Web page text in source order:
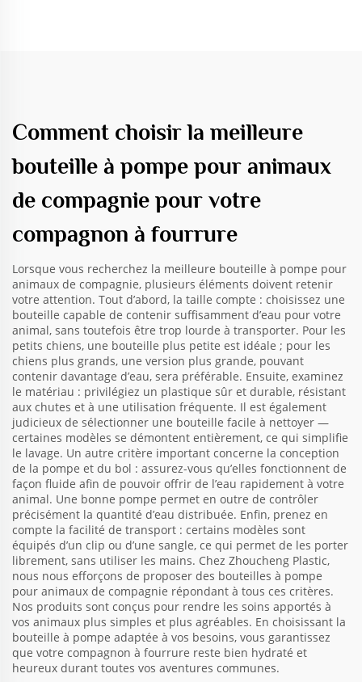
Comment choisir la meilleure
bouteille à pompe pour animaux
de compagnie pour votre
compagnon à fourrure
Lorsque vous recherchez la meilleure bouteille à pompe pour
animaux de compagnie, plusieurs éléments doivent retenir
votre attention. Tout d’abord, la taille compte : choisissez une
bouteille capable de contenir suffisamment d’eau pour votre
animal, sans toutefois être trop lourde à transporter. Pour les
petits chiens, une bouteille plus petite est idéale ; pour les
chiens plus grands, une version plus grande, pouvant
contenir davantage d’eau, sera préférable. Ensuite, examinez
le matériau : privilégiez un plastique sûr et durable, résistant
aux chutes et à une utilisation fréquente. Il est également
judicieux de sélectionner une bouteille facile à nettoyer —
certaines modèles se démontent entièrement, ce qui simplifie
le lavage. Un autre critère important concerne la conception
de la pompe et du bol : assurez-vous qu’elles fonctionnent de
façon fluide afin de pouvoir offrir de l’eau rapidement à votre
animal. Une bonne pompe permet en outre de contrôler
précisément la quantité d’eau distribuée. Enfin, prenez en
compte la facilité de transport : certains modèles sont
équipés d’un clip ou d’une sangle, ce qui permet de les porter
librement, sans utiliser les mains. Chez Zhoucheng Plastic,
nous nous efforçons de proposer des bouteilles à pompe
pour animaux de compagnie répondant à tous ces critères.
Nos produits sont conçus pour rendre les soins apportés à
vos animaux plus simples et plus agréables. En choisissant la
bouteille à pompe adaptée à vos besoins, vous garantissez
que votre compagnon à fourrure reste bien hydraté et
heureux durant toutes vos aventures communes.